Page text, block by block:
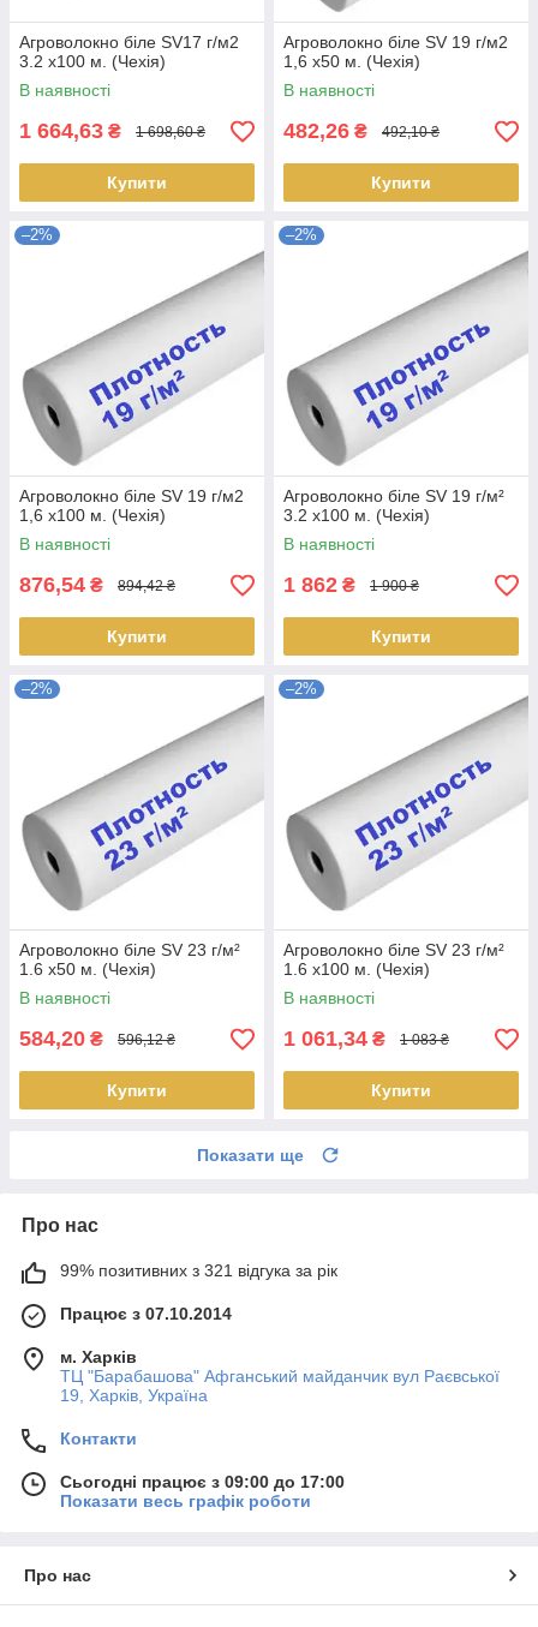
Агроволокно біле SV17 г/м2
3.2 х100 м. (Чехія)
В наявності
1 664,63 ₴ 1 698,60 ₴
Купити
Агроволокно біле SV 19 г/м2
1,6 х50 м. (Чехія)
В наявності
482,26 ₴ 492,10 ₴
Купити
–2%
Агроволокно біле SV 19 г/м2
1,6 х100 м. (Чехія)
В наявності
876,54 ₴ 894,42 ₴
Купити
–2%
Агроволокно біле SV 19 г/м²
3.2 х100 м. (Чехія)
В наявності
1 862 ₴ 1 900 ₴
Купити
–2%
Агроволокно біле SV 23 г/м²
1.6 х50 м. (Чехія)
В наявності
584,20 ₴ 596,12 ₴
Купити
–2%
Агроволокно біле SV 23 г/м²
1.6 х100 м. (Чехія)
В наявності
1 061,34 ₴ 1 083 ₴
Купити
Показати ще
Про нас
99% позитивних з 321 відгука за рік
Працює з 07.10.2014
м. Харків
ТЦ "Барабашова" Афганський майданчик вул Раєвської
19, Харків, Україна
Контакти
Сьогодні працює з 09:00 до 17:00
Показати весь графік роботи
Про нас